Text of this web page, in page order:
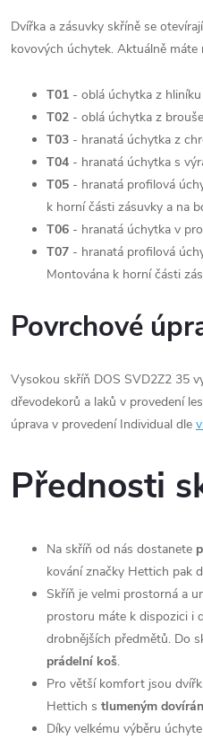
Dvířka a zásuvky skříně se
kovových úchytek. Aktuálně
T01 - oblá úchytka z
T02 - oblá úchytka z
T03 - hranatá úchytka z
T04 - hranatá úchytka s
T05 - hranatá profilová
k horní části zásuvky a na
T06 - hranatá úchytka v
T07 - hranatá profilová
Montována k horní části
Povrchové
Vysokou skříň DOS SVD2Z2 35
dřevodekorů a laků v provedení
úprava v provedení Individual dle
Přednosti
Na skříň od nás dostanete
kování značky Hettich pak
Skříň je velmi prostorná a
prostoru máte k dispozici i
drobnějších předmětů. Do
prádelní koš.
Pro větší komfort jsou
Hettich s tlumeným
Díky velkému výběru